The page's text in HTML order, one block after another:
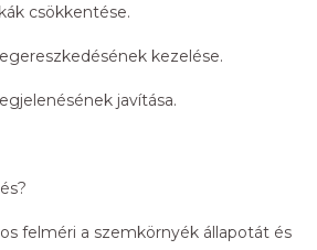
csökkentése.
kezelése.
javítása.
felméri a szemkörnyék állapotát és